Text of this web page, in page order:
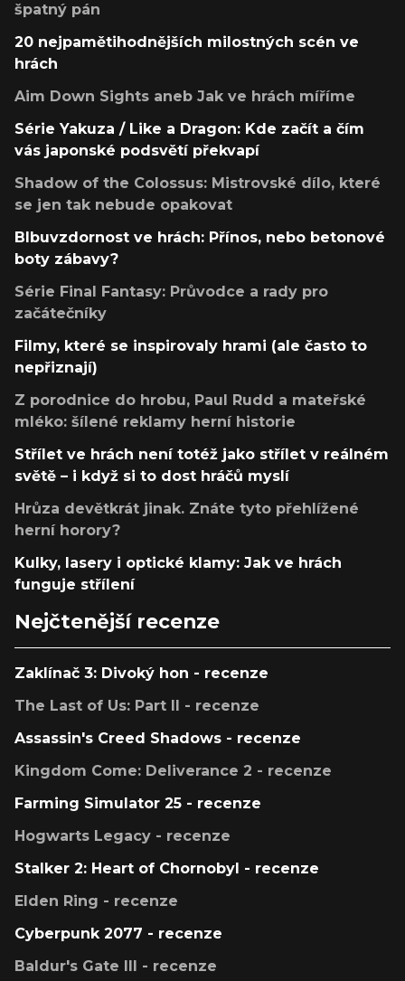
špatný pán
20 nejpamětihodnějších milostných scén ve
hrách
Aim Down Sights aneb Jak ve hrách míříme
Série Yakuza / Like a Dragon: Kde začít a čím
vás japonské podsvětí překvapí
Shadow of the Colossus: Mistrovské dílo, které
se jen tak nebude opakovat
Blbuvzdornost ve hrách: Přínos, nebo betonové
boty zábavy?
Série Final Fantasy: Průvodce a rady pro
začátečníky
Filmy, které se inspirovaly hrami (ale často to
nepřiznají)
Z porodnice do hrobu, Paul Rudd a mateřské
mléko: šílené reklamy herní historie
Střílet ve hrách není totéž jako střílet v reálném
světě – i když si to dost hráčů myslí
Hrůza devětkrát jinak. Znáte tyto přehlížené
herní horory?
Kulky, lasery i optické klamy: Jak ve hrách
funguje střílení
Nejčtenější recenze
Zaklínač 3: Divoký hon - recenze
The Last of Us: Part II - recenze
Assassin's Creed Shadows - recenze
Kingdom Come: Deliverance 2 - recenze
Farming Simulator 25 - recenze
Hogwarts Legacy - recenze
Stalker 2: Heart of Chornobyl - recenze
Elden Ring - recenze
Cyberpunk 2077 - recenze
Baldur's Gate III - recenze